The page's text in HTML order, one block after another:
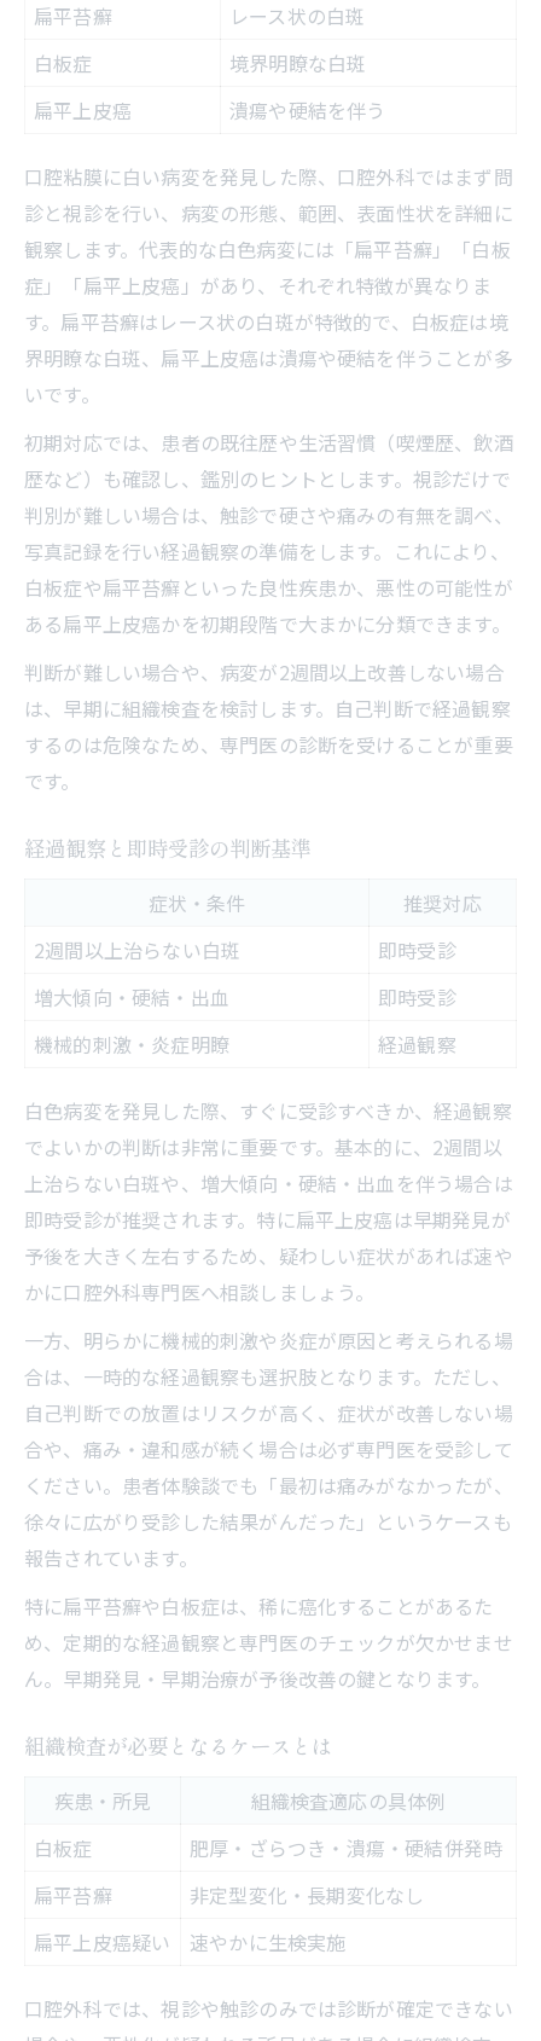
扁平苔癬
レース状の白斑
白板症
境界明瞭な白斑
扁平上皮癌
潰瘍や硬結を伴う
口腔粘膜に白い病変を発見した際、口腔外科ではまず問
診と視診を行い、病変の形態、範囲、表面性状を詳細に
観察します。代表的な白色病変には「扁平苔癬」「白板
症」「扁平上皮癌」があり、それぞれ特徴が異なりま
す。扁平苔癬はレース状の白斑が特徴的で、白板症は境
界明瞭な白斑、扁平上皮癌は潰瘍や硬結を伴うことが多
いです。
初期対応では、患者の既往歴や生活習慣（喫煙歴、飲酒
歴など）も確認し、鑑別のヒントとします。視診だけで
判別が難しい場合は、触診で硬さや痛みの有無を調べ、
写真記録を行い経過観察の準備をします。これにより、
白板症や扁平苔癬といった良性疾患か、悪性の可能性が
ある扁平上皮癌かを初期段階で大まかに分類できます。
判断が難しい場合や、病変が2週間以上改善しない場合
は、早期に組織検査を検討します。自己判断で経過観察
するのは危険なため、専門医の診断を受けることが重要
です。
経過観察と即時受診の判断基準
症状・条件
推奨対応
2週間以上治らない白斑
即時受診
増大傾向・硬結・出血
即時受診
機械的刺激・炎症明瞭
経過観察
白色病変を発見した際、すぐに受診すべきか、経過観察
でよいかの判断は非常に重要です。基本的に、2週間以
上治らない白斑や、増大傾向・硬結・出血を伴う場合は
即時受診が推奨されます。特に扁平上皮癌は早期発見が
予後を大きく左右するため、疑わしい症状があれば速や
かに口腔外科専門医へ相談しましょう。
一方、明らかに機械的刺激や炎症が原因と考えられる場
合は、一時的な経過観察も選択肢となります。ただし、
自己判断での放置はリスクが高く、症状が改善しない場
合や、痛み・違和感が続く場合は必ず専門医を受診して
ください。患者体験談でも「最初は痛みがなかったが、
徐々に広がり受診した結果がんだった」というケースも
報告されています。
特に扁平苔癬や白板症は、稀に癌化することがあるた
め、定期的な経過観察と専門医のチェックが欠かせませ
ん。早期発見・早期治療が予後改善の鍵となります。
組織検査が必要となるケースとは
疾患・所見
組織検査適応の具体例
白板症
肥厚・ざらつき・潰瘍・硬結併発時
扁平苔癬
非定型変化・長期変化なし
扁平上皮癌疑い
速やかに生検実施
口腔外科では、視診や触診のみでは診断が確定できない